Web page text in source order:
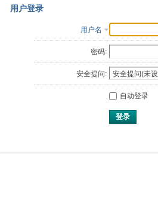
用户登录
用户名
密码:
安全提问:
自动登录
登录